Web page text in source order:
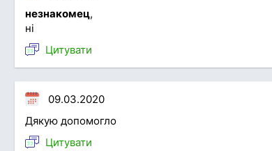
незнакомец,
ні
Цитувати
09.03.2020
Дякую допомогло
Цитувати